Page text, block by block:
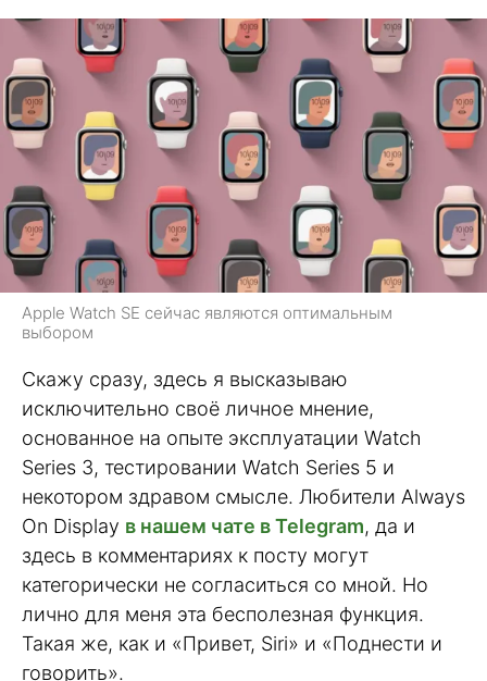
Apple Watch SE сейчас являются оптимальным
выбором
Скажу сразу, здесь я высказываю
исключительно своё личное мнение,
основанное на опыте эксплуатации Watch
Series 3, тестировании Watch Series 5 и
некотором здравом смысле. Любители Always
On Display в нашем чате в Telegram, да и
здесь в комментариях к посту могут
категорически не согласиться со мной. Но
лично для меня эта бесполезная функция.
Такая же, как и «Привет, Siri» и «Поднести и
говорить».